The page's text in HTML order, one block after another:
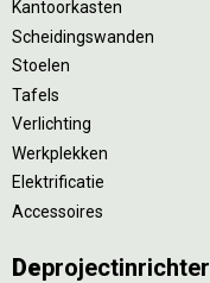
Kantoorkasten
Scheidingswanden
Stoelen
Tafels
Verlichting
Werkplekken
Elektrificatie
Accessoires
Deprojectinrichter